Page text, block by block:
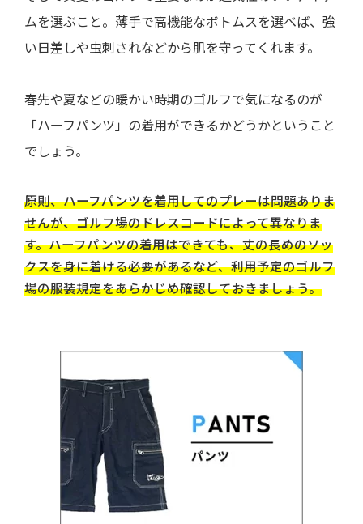
ムを選ぶこと。薄手で高機能なボトムスを選べば、強
い日差しや虫刺されなどから肌を守ってくれます。
春先や夏などの暖かい時期のゴルフで気になるのが
「ハーフパンツ」の着用ができるかどうかということ
でしょう。
原則、ハーフパンツを着用してのプレーは問題ありま
せんが、ゴルフ場のドレスコードによって異なりま
す。ハーフパンツの着用はできても、丈の長めのソッ
クスを身に着ける必要があるなど、利用予定のゴルフ
場の服装規定をあらかじめ確認しておきましょう。